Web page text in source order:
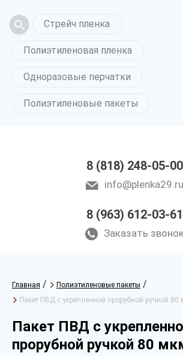
Стрейч пленка
Полиэтиленовая пленка
Одноразовые перчатки
Полиэтиленовые пакеты
8 (818) 248-05-00
info@plenka29.ru
8 (963) 612-03-61
Заказать
Главная / Полиэтиленовые пакеты /
Пакет ПВД с укрепленной прорубной ручкой
Пакет ПВД с
прорубной ручкой 80